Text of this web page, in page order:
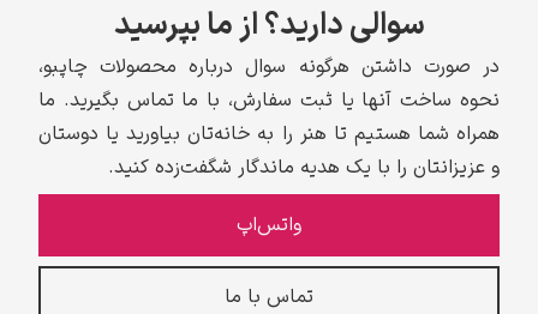
سوالی دارید؟ از ما بپرسید
در صورت داشتن هرگونه سوال درباره محصولات چاپبو،
نحوه ساخت آنها یا ثبت سفارش، با ما تماس بگیرید. ما
همراه شما هستیم تا هنر را به خانه‌تان بیاورید یا دوستان
و عزیزانتان را با یک هدیه ماندگار شگفت‌زده کنید.
واتس‌اپ
تماس با ما